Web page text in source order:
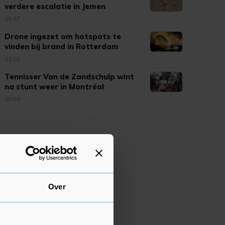
Over
verdere escalatie in Jemen
03:57
Drone ingezet om hotspots te
vinden bij brand in Rotterdam
01:01
Tennisser Van de Zandschulp wint
na stunt weer in Montréal
00:58